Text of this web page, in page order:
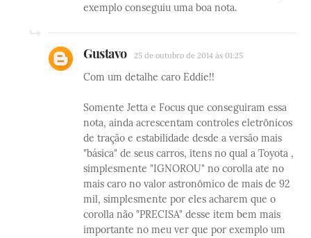
exemplo conseguiu uma boa nota.
Gustavo 25 de outubro de 2014 às 01:25
Com um detalhe caro Eddie!!
Somente Jetta e Focus que conseguiram essa
nota, ainda acrescentam controles eletrônicos
de tração e estabilidade desde a versão mais
"básica" de seus carros, itens no qual a Toyota ,
simplesmente "IGNOROU" no corolla ate no
mais caro no valor astronômico de mais de 92
mil, simplesmente por eles acharem que o
corolla não "PRECISA" desse item bem mais
importante no meu ver que por exemplo um